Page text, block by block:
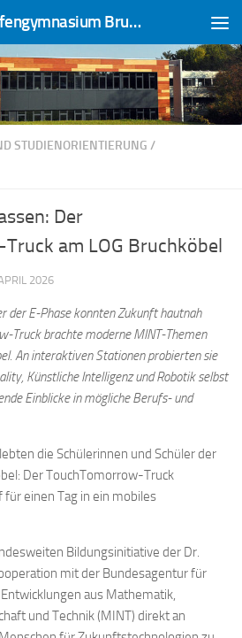
Lichtenberg-Oberstufengymnasium Bruchköbel
STUDIENORIENTIERUNG /
Der
am LOG Bruchköbel
2026
der E-Phase konnten Zukunft hautnah
Truck brachte moderne MINT-Themen
An interaktiven Stationen probierten sie
Künstliche Intelligenz und Robotik selbst
Einblicke in mögliche Berufs- und
die Schülerinnen und Schüler der
Der TouchTomorrow-Truck
einen Tag in ein mobiles
Bildungsinitiative der Dr.
mit der Bundesagentur für
aus Mathematik,
und Technik (MINT) direkt an